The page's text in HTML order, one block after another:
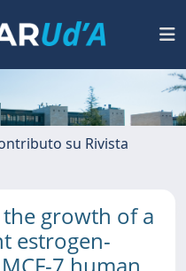
su Rivista
growth of a
estrogen-